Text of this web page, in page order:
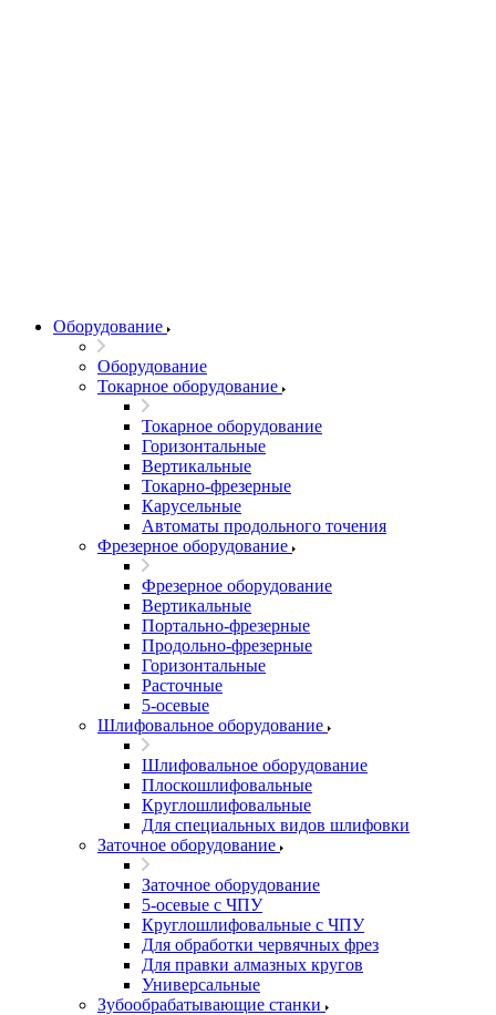
Оборудование
Оборудование
Токарное оборудование
Токарное оборудование
Горизонтальные
Вертикальные
Токарно-фрезерные
Карусельные
Автоматы продольного точения
Фрезерное оборудование
Фрезерное оборудование
Вертикальные
Портально-фрезерные
Продольно-фрезерные
Горизонтальные
Расточные
5-осевые
Шлифовальное оборудование
Шлифовальное оборудование
Плоскошлифовальные
Круглошлифовальные
Для специальных видов шлифовки
Заточное оборудование
Заточное оборудование
5-осевые с ЧПУ
Круглошлифовальные с ЧПУ
Для обработки червячных фрез
Для правки алмазных кругов
Универсальные
Зубообрабатывающие станки